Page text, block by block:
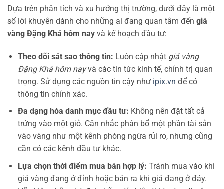
Dựa trên phân tích và xu hướng thị trường, dưới đây là một
số lời khuyên dành cho những ai đang quan tâm đến giá
vàng Đặng Khá hôm nay và kế hoạch đầu tư:
Theo dõi sát sao thông tin: Luôn cập nhật giá vàng
Đặng Khá hôm nayvà các tin tức kinh tế, chính trị quan
trọng. Sử dụng các nguồn tin cậy như ipix.vn để có
thông tin chính xác.
Đa dạng hóa danh mục đầu tư: Không nên đặt tất cả
trứng vào một giỏ. Cân nhắc phân bổ một phần tài sản
vào vàng như một kênh phòng ngừa rủi ro, nhưng cũng
cần có các kênh đầu tư khác.
Lựa chọn thời điểm mua bán hợp lý: Tránh mua vào khi
giá vàng đang ở đỉnh hoặc bán ra khi giá đang ở đáy.